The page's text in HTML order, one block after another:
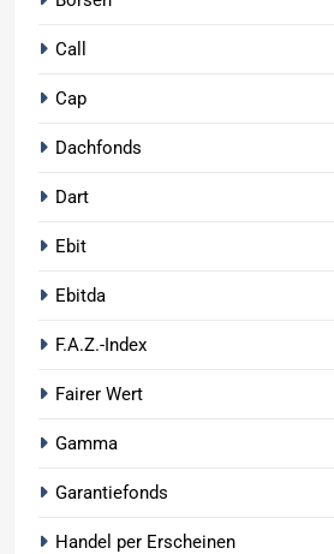
Call
Cap
Dachfonds
Dart
Ebit
Ebitda
F.A.Z.-Index
Fairer Wert
Gamma
Garantiefonds
Handel per Erscheinen